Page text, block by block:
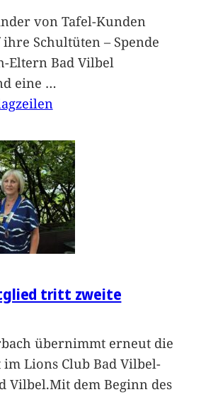
von Tafel-Kunden
Schultüten – Spende
Eltern Bad Vilbel
eine …
tritt zweite
übernimmt erneut die
Lions Club Bad Vilbel-
Vilbel.Mit dem Beginn des